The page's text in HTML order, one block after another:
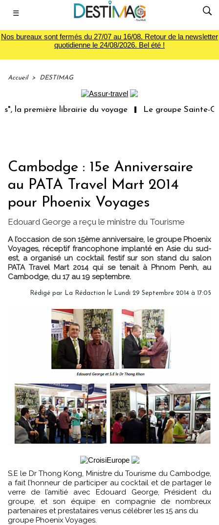
☰
Nos bureaux sont fermés du 27/07 au 16/08. Retour de la newsletter
quotidienne le 24/08/2026. Bel été !
Accueil > DESTIMAG
la première librairie du voyage Le groupe Sainte-
Cambodge : 15e Anniversaire
au PATA Travel Mart 2014
pour Phoenix Voyages
Edouard George a reçu le ministre du Tourisme
A l’occasion de son 15ème anniversaire, le groupe Phoenix
Voyages, réceptif francophone implanté en Asie du sud-
est, a organisé un cocktail festif sur son stand du salon
PATA Travel Mart 2014 qui se tenait à Phnom Penh, au
Cambodge, du 17 au 19 septembre.
Rédigé par La Rédaction le Lundi 29 Septembre 2014 à 17:05
S.E le Dr Thong Kong, Ministre du Tourisme du Cambodge,
a fait l’honneur de participer au cocktail et de partager le
verre de l’amitié avec Edouard George, Président du
groupe, et son équipe en compagnie de nombreux
partenaires et prestataires venus célébrer les 15 ans du
groupe Phoenix Voyages.